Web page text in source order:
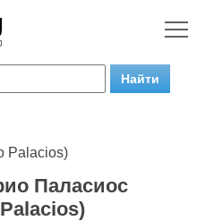
Palacios)
Паласиос